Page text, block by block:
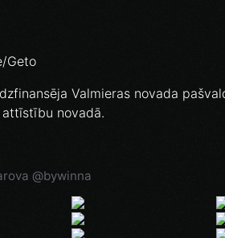
Geto
Valmieras novada
novadā.
@bywinna